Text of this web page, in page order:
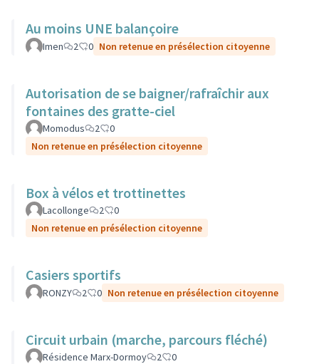
Au moins UNE balançoire
Imen 2 0 Non retenue en présélection citoyenne
Autorisation de se baigner/rafraîchir aux
fontaines des gratte-ciel
Momodus 2
0
Non retenue en présélection citoyenne
Box à vélos et trottinettes
Lacollonge 2
0
Non retenue en présélection citoyenne
Casiers sportifs
RONZY 2 0 Non retenue en présélection citoyenne
Circuit urbain (marche, parcours fléché)
Résidence Marx-Dormoy 2
0